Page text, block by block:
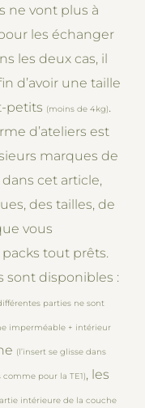
ne vont plus à
les échanger
les deux cas, il
d’avoir une taille
petits (moins de 4kg).
d’ateliers est
marques de
cet article,
des tailles, de
vous
packs tout prêts.
sont disponibles :
parties ne sont
imperméable + intérieur
(l’insert se glisse dans
pour la TE1), les
intérieure de la couche